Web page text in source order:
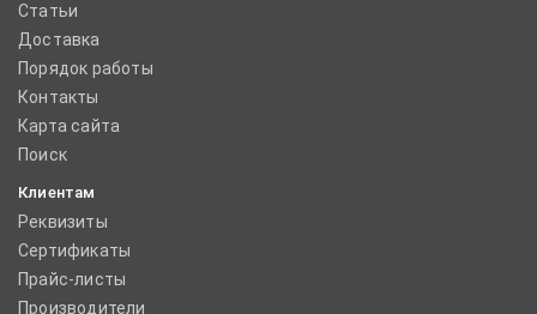
Статьи
Доставка
Порядок работы
Контакты
Карта сайта
Поиск
Клиентам
Реквизиты
Сертификаты
Прайс-листы
Производители